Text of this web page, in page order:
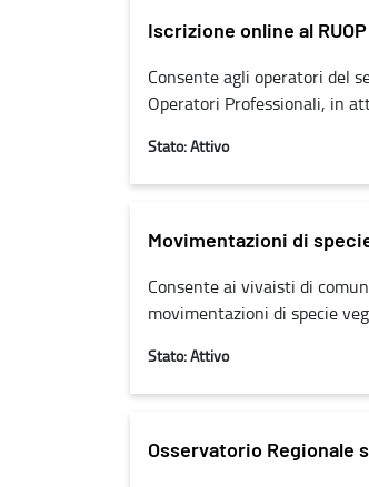
Iscrizione online al RUOP
Consente agli operatori del
Operatori Professionali, in
Stato: Attivo
Movimentazioni di
Consente ai vivaisti di
movimentazioni di specie
Stato: Attivo
Osservatorio Regionale